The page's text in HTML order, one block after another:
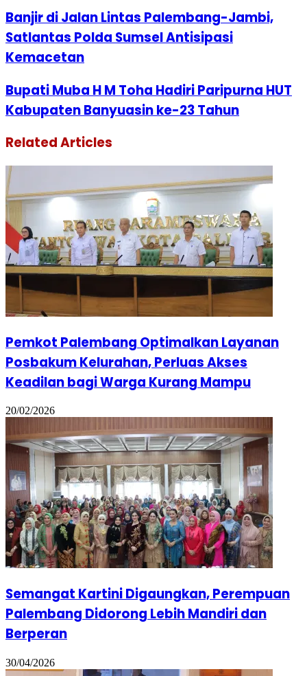
Banjir di Jalan Lintas Palembang-Jambi,
Satlantas Polda Sumsel Antisipasi
Kemacetan
Bupati Muba H M Toha Hadiri Paripurna HUT
Kabupaten Banyuasin ke-23 Tahun
Related Articles
Pemkot Palembang Optimalkan Layanan
Posbakum Kelurahan, Perluas Akses
Keadilan bagi Warga Kurang Mampu
20/02/2026
Semangat Kartini Digaungkan, Perempuan
Palembang Didorong Lebih Mandiri dan
Berperan
30/04/2026